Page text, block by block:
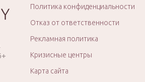
Политика конфиденциальности
Отказ от ответственности
Рекламная политика
Кризисные центры
Карта сайта